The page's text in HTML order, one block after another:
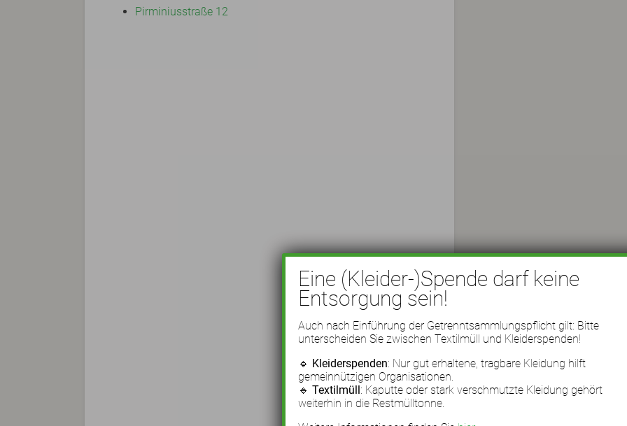
Pirminiusstraße 12
Eine (Kleider-)Spende darf keine
Entsorgung sein!
Auch nach Einführung der Getrenntsammlungspflicht gilt: Bitte
unterscheiden Sie zwischen Textilmüll und Kleiderspenden!
🔹 Kleiderspenden: Nur gut erhaltene, tragbare Kleidung hilft
gemeinnützigen Organisationen.
🔹Textilmüll: Kaputte oder stark verschmutzte Kleidung gehört
weiterhin in die Restmülltonne.